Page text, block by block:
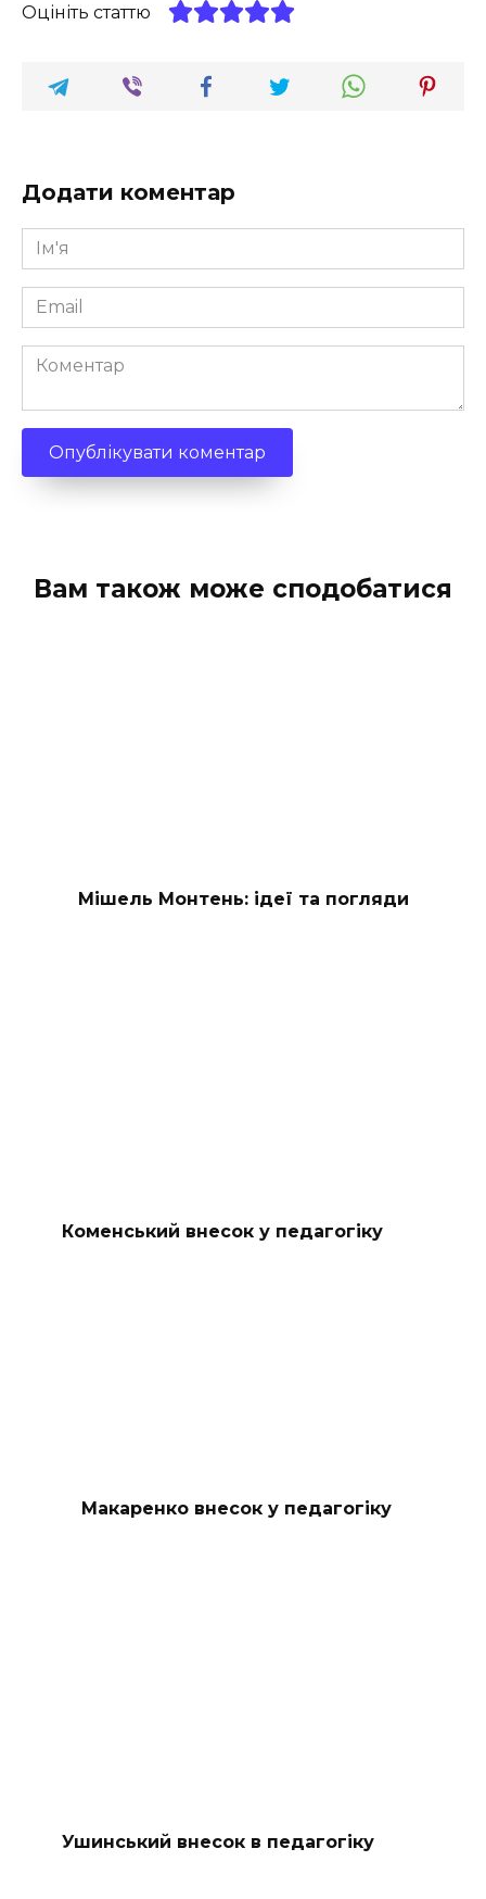
Оцініть статтю
Додати коментар
Ім'я
*
Email
*
Коментар
Вам також може сподобатися
Мішель Монтень: ідеї та погляди
Коменський внесок у педагогіку
Макаренко внесок у педагогіку
Ушинський внесок в педагогіку